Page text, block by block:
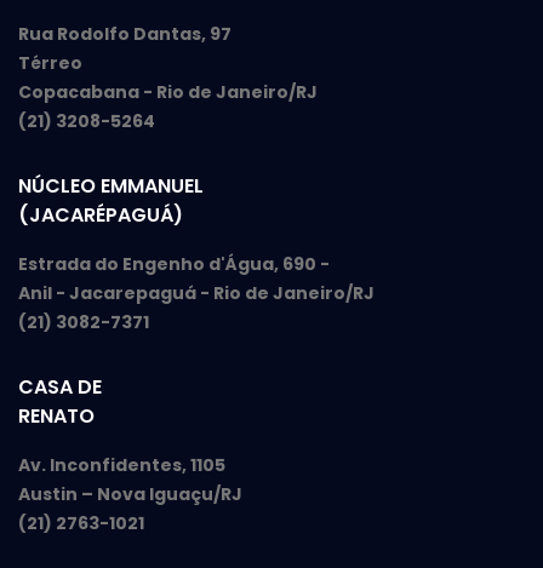
Rua Rodolfo Dantas, 97
Térreo
Copacabana - Rio de Janeiro/RJ
(21) 3208-5264
NÚCLEO EMMANUEL
(JACARÉPAGUÁ)
Estrada do Engenho d'Água, 690 -
Anil - Jacarepaguá - Rio de Janeiro/RJ
(21) 3082-7371
CASA DE
RENATO
Av. Inconfidentes, 1105
Austin – Nova Iguaçu/RJ
(21) 2763-1021